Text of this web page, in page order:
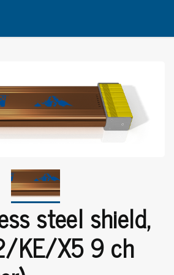
steel shield,
KE/X5 9 ch